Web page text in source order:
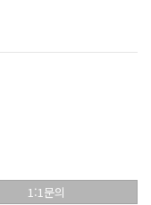
1:1문의